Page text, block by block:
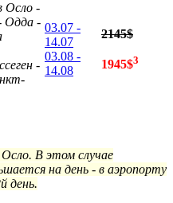
Осло -
Одда -
-
03.07 -
14.07
03.08 -
14.08
2145$
1945$3
В этом случае
на день - в аэропорту
день.